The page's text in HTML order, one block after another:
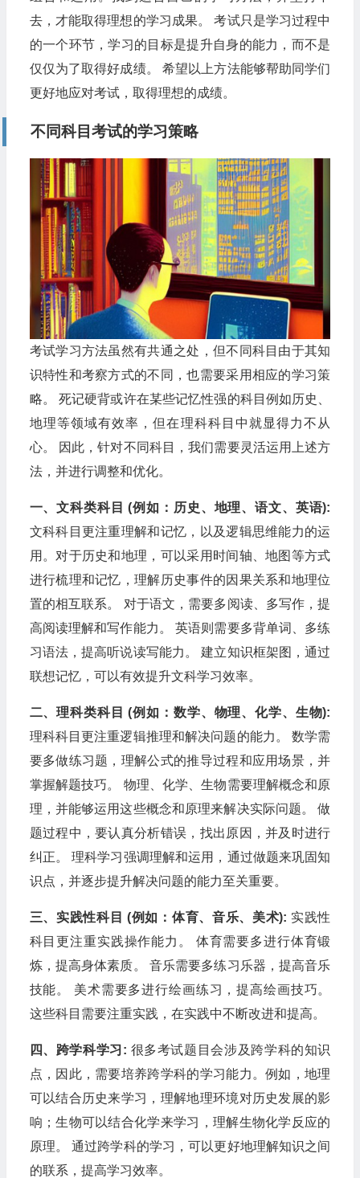
去，才能取得理想的学习成果。 考试只是学习过程中
的一个环节，学习的目标是提升自身的能力，而不是
仅仅为了取得好成绩。 希望以上方法能够帮助同学们
更好地应对考试，取得理想的成绩。
不同科目考试的学习策略
考试学习方法虽然有共通之处，但不同科目由于其知
识特性和考察方式的不同，也需要采用相应的学习策
略。 死记硬背或许在某些记忆性强的科目例如历史、
地理等领域有效率，但在理科科目中就显得力不从
心。 因此，针对不同科目，我们需要灵活运用上述方
法，并进行调整和优化。
一、文科类科目 (例如：历史、地理、语文、英语):
文科科目更注重理解和记忆，以及逻辑思维能力的运
用。对于历史和地理，可以采用时间轴、地图等方式
进行梳理和记忆，理解历史事件的因果关系和地理位
置的相互联系。 对于语文，需要多阅读、多写作，提
高阅读理解和写作能力。 英语则需要多背单词、多练
习语法，提高听说读写能力。 建立知识框架图，通过
联想记忆，可以有效提升文科学习效率。
二、理科类科目 (例如：数学、物理、化学、生物):
理科科目更注重逻辑推理和解决问题的能力。 数学需
要多做练习题，理解公式的推导过程和应用场景，并
掌握解题技巧。 物理、化学、生物需要理解概念和原
理，并能够运用这些概念和原理来解决实际问题。 做
题过程中，要认真分析错误，找出原因，并及时进行
纠正。 理科学习强调理解和运用，通过做题来巩固知
识点，并逐步提升解决问题的能力至关重要。
三、实践性科目 (例如：体育、音乐、美术): 实践性
科目更注重实践操作能力。 体育需要多进行体育锻
炼，提高身体素质。 音乐需要多练习乐器，提高音乐
技能。 美术需要多进行绘画练习，提高绘画技巧。
这些科目需要注重实践，在实践中不断改进和提高。
四、跨学科学习: 很多考试题目会涉及跨学科的知识
点，因此，需要培养跨学科的学习能力。例如，地理
可以结合历史来学习，理解地理环境对历史发展的影
响；生物可以结合化学来学习，理解生物化学反应的
原理。 通过跨学科的学习，可以更好地理解知识之间
的联系，提高学习效率。